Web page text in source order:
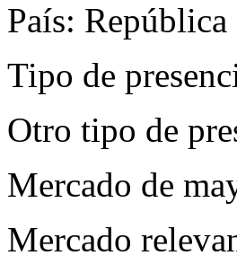
País: República
Tipo de
Otro tipo de
Mercado de
Mercado